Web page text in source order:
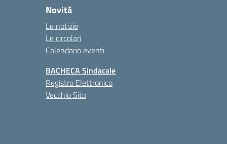
Novità
Le notizie
Le circolari
Calendario eventi
BACHECA Sindacale
Registro Elettronico
Vecchio Sito